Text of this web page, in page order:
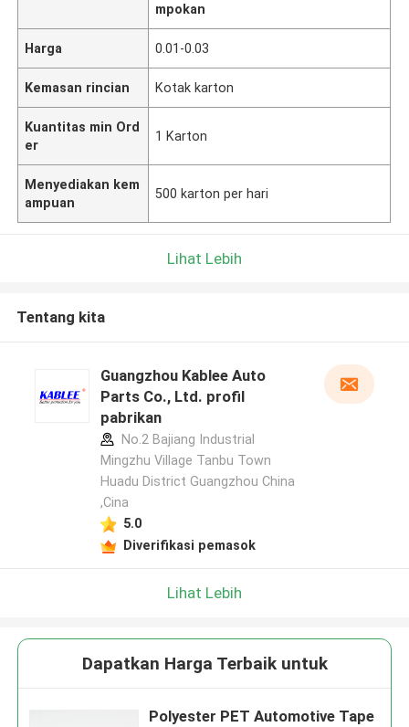
mpokan
Harga 0.01-0.03
Kemasan rincian Kotak karton
Kuantitas min Ord
er
1 Karton
Menyediakan kem
ampuan
500 karton per hari
Lihat Lebih
Tentang kita
Guangzhou Kablee Auto
Parts Co., Ltd. profil
pabrikan
No.2 Bajiang Industrial
Mingzhu Village Tanbu Town
Huadu District Guangzhou China
,Cina
5.0
Diverifikasi pemasok
Lihat Lebih
Dapatkan Harga Terbaik untuk
Polyester PET Automotive Tape